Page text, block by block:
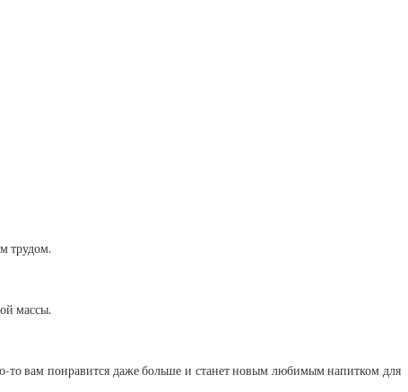
трудом.
массы.
то вам понравится даже больше и станет новым любимым напитком для